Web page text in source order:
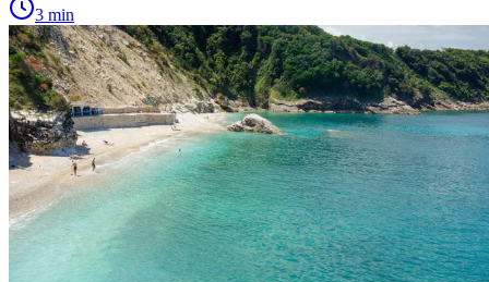
3 min